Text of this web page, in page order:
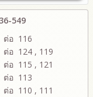
549
ต่อ 116
ต่อ 124 , 119
ต่อ 115 , 121
ต่อ 113
ต่อ 110 , 111